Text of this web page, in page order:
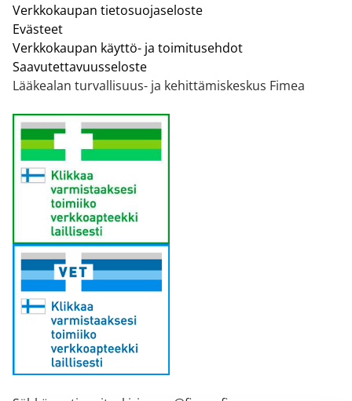
Verkkokaupan tietosuojaseloste
Evästeet
Verkkokaupan käyttö- ja toimitusehdot
Saavutettavuusseloste
Lääkealan turvallisuus- ja kehittämiskeskus Fimea